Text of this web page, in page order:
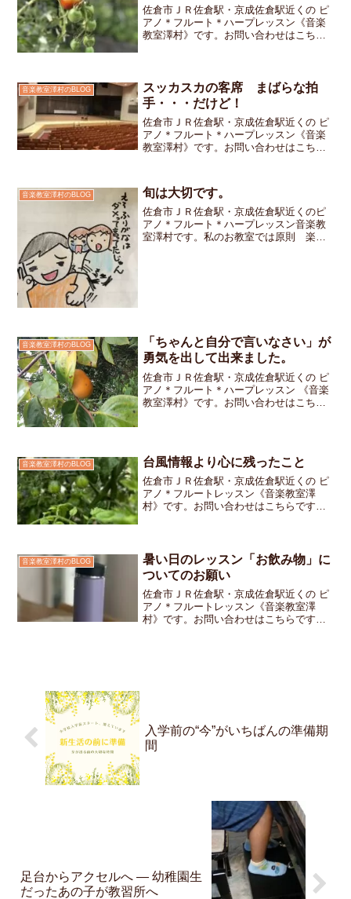
佐倉市ＪＲ佐倉駅・京成佐倉駅近くの ピ
アノ＊フルート＊ハープレッスン《音楽
教室澤村》です。お問い合わせはこちら
ッスンが終わるころに...
音楽教室澤村のBLOG
スッカスカの客席 まばらな拍
手・・・だけど！
佐倉市ＪＲ佐倉駅・京成佐倉駅近くの ピ
アノ＊フルート＊ハープレッスン《音楽
教室澤村》です。お問い合わせはこちら
幕を閉じることができました。感染症の
防止策にご理解ご...
音楽教室澤村のBLOG 旬は大切です。
佐倉市ＪＲ佐倉駅・京成佐倉駅近くのピ
アノ＊フルート＊ハープレッスン音楽教
室澤村です。私のお教室では原則 楽譜
音楽教室澤村のBLOG
「ちゃんと自分で言いなさい」が
勇気を出して出来ました。
佐倉市ＪＲ佐倉駅・京成佐倉駅近くの ピ
アノ＊フルート＊ハープレッスン 《音楽
教室澤村》です。お問い合わせはこちら
音楽教室澤村のBLOG 台風情報より心に残ったこと
佐倉市ＪＲ佐倉駅・京成佐倉駅近くの ピ
アノ＊フルートレッスン《音楽教室澤
村》です。お問い合わせはこちらです
たそしてレッスンの帰り際に...
音楽教室澤村のBLOG
暑い日のレッスン「お飲み物」に
ついてのお願い
佐倉市ＪＲ佐倉駅・京成佐倉駅近くの ピ
アノ＊フルートレッスン《音楽教室澤
村》です。お問い合わせはこちらです暑
入学前の“今”がいちばんの準備期
間
足台からアクセルへ ― 幼稚園生
だったあの子が教習所へ